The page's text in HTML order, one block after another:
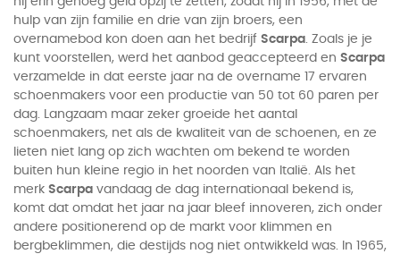
hulp van zijn familie en drie van zijn broers, een
overnamebod kon doen aan het bedrijf Scarpa. Zoals je je
kunt voorstellen, werd het aanbod geaccepteerd en Scarpa
verzamelde in dat eerste jaar na de overname 17 ervaren
schoenmakers voor een productie van 50 tot 60 paren per
dag. Langzaam maar zeker groeide het aantal
schoenmakers, net als de kwaliteit van de schoenen, en ze
lieten niet lang op zich wachten om bekend te worden
buiten hun kleine regio in het noorden van Italië. Als het
merk Scarpa vandaag de dag internationaal bekend is,
komt dat omdat het jaar na jaar bleef innoveren, zich onder
andere positionerend op de markt voor klimmen en
bergbeklimmen, die destijds nog niet ontwikkeld was. In 1965,